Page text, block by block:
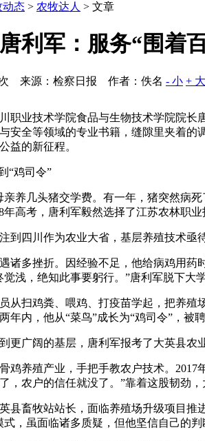
动态 > 农牧达人 > 文章
利军：服务“围着
来源：检察日报 作者：佚名 - 小 + 大
职业技术学院食品与生物技术学院院
安全等领域的专业书籍，缝隙里夹着
益的新征程。
“鸡司令”
亲养几头猪交学费。有一年，猪突然病
年高考，唐利军毅然选择了江苏农林职业
到四川作为农业大省，基层养殖技术亟
诸多挫折。因经验不足，他给病鸡用药
浅，绝知此事要躬行。”唐利军脱下大
从扫鸡粪、喂鸡、打疫苗学起，把养
年内，他从“菜鸟”成长为“鸡司令”，被
更广阔的基层，唐利军报考了大英县
鸡养殖产业，手把手教农户技术。
，农户的信任就没了。”靠着这股韧劲，
县畜牧站站长，面临养殖场升级项目
，虽面临诸多质疑，但他坚信自己的